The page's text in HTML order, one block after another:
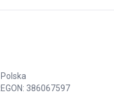
386067597